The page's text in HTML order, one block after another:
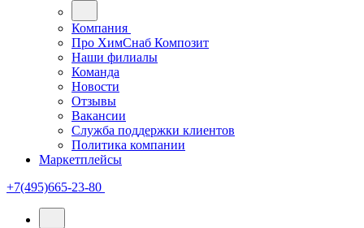
Компания
Про ХимСнаб Композит
Наши филиалы
Команда
Новости
Отзывы
Вакансии
Служба поддержки клиентов
Политика компании
Маркетплейсы
+7(495)665-23-80